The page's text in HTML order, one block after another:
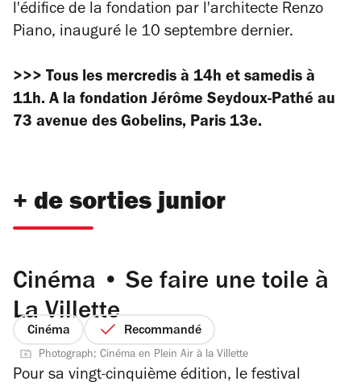
l'édifice de la fondation par l'architecte Renzo
Piano, inauguré le 10 septembre dernier.
>>> Tous les mercredis à 14h et samedis à
11h. A la fondation Jérôme Seydoux-Pathé au
73 avenue des Gobelins, Paris 13e.
+ de sorties junior
Cinéma • Se faire une toile à
La Villette
Cinéma Recommandé
Photograph; Cinéma en Plein Air à la Villette
Pour sa vingt-cinquième édition, le festival